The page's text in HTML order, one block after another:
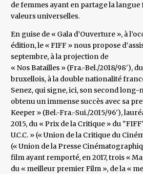
de femmes ayant en partage la langue
valeurs universelles.
En guise de « Gala d’Ouverture », à
édition, le « FIFF » nous propose
septembre, à la projection de
« Nos Batailles » (Fra.-Bel./2018/98′),
bruxellois, à la double nationalité
Senez, qui signe, ici, son second long-
obtenu un immense succès avec sa
Keeper » (Bel.-Fra.-Sui./2015/96′),
2015, du « Prix de la Critique » du
U.C.C. » (« Union de la Critique du
(« Union de la Presse
film ayant remporté, en 2017, trois «
du « meilleur premier Film », de la «